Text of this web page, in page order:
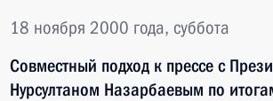
18 ноября 2000 года, суббота
Совместный подход к прессе с
Нурсултаном Назарбаевым по